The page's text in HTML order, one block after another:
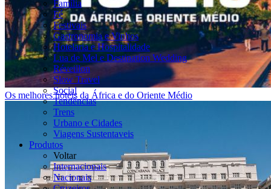
Família
Fé
Festivais
Gastronomia e Vinhos
Hotelaria e Hospitalidade
Lua de Mel e Destination Wedding
Réveillon
Slow Travel
Social
Tendências
Trens
Urbano e Cidades
Viagens Sustentaveis
Produtos
Voltar
Internacionais
Nacionais
Os melhores hóteis da África e do Oriente Médio